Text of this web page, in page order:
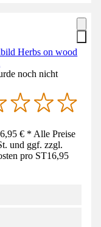
Herbs on wood
noch nicht
€ * Alle Preise
und ggf. zzgl.
pro ST16,95